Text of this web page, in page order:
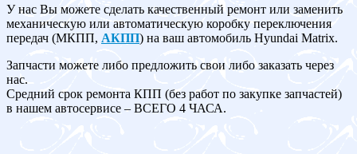
У нас Вы можете сделать качественный ремонт или заменить
механическую или автоматическую коробку переключения
передач (МКПП, АКПП) на ваш автомобиль Hyundai Matrix.
Запчасти можете либо предложить свои либо заказать через
нас.
Средний срок ремонта КПП (без работ по закупке запчастей)
в нашем автосервисе – ВСЕГО 4 ЧАСА.